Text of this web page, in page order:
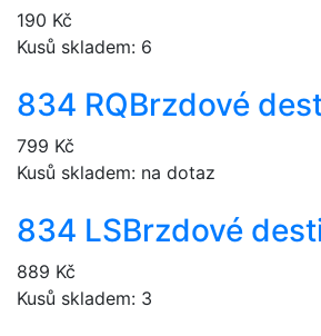
190 Kč
Kusů skladem: 6
834 RQBrzdové
799 Kč
Kusů skladem: na dotaz
834 LSBrzdové
889 Kč
Kusů skladem: 3